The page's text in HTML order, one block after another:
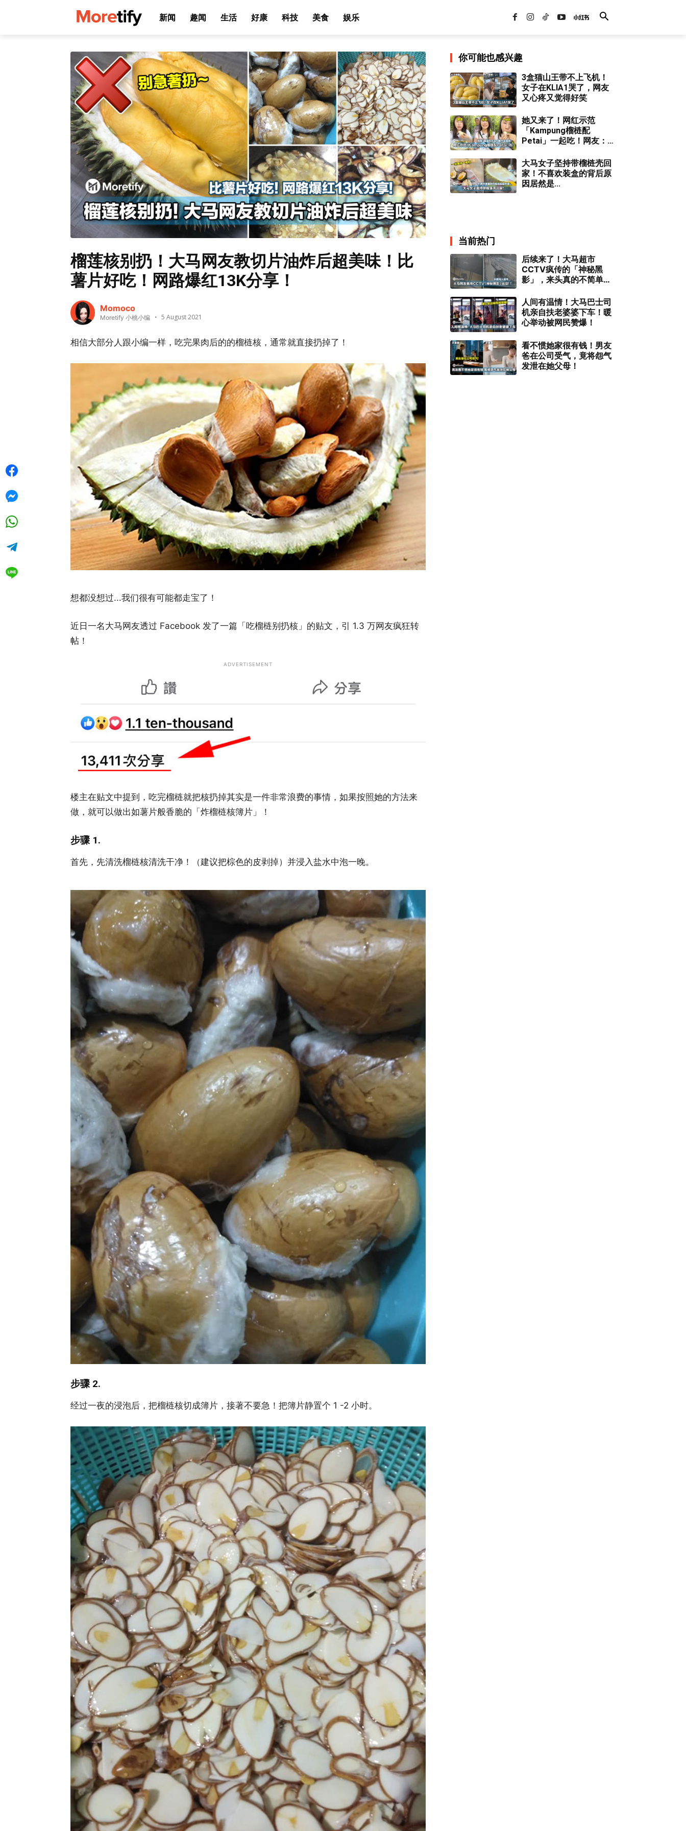
新闻 趣闻 生活 好康 科技 美食 娱乐
榴莲核别扔！大马网友教切片油炸后超美味！比
薯片好吃！网路爆红13K分享！
Momoco
Moretify 小桃小编 5 August 2021
相信大部分人跟小编一样，吃完果肉后的的榴梿核，通常就直接扔掉了！
想都没想过...我们很有可能都走宝了！
近日一名大马网友透过 Facebook 发了一篇「吃榴梿别扔核」的贴文，引 1.3 万网友疯狂转
帖！
ADVERTISEMENT
楼主在贴文中提到，吃完榴梿就把核扔掉其实是一件非常浪费的事情，如果按照她的方法来
做，就可以做出如薯片般香脆的「炸榴梿核簿片」！
步骤 1.
首先，先清洗榴梿核清洗干净！（建议把棕色的皮剥掉）并浸入盐水中泡一晚。
步骤 2.
经过一夜的浸泡后，把榴梿核切成簿片，接著不要急！把簿片静置个 1 -2 小时。
你可能也感兴趣
3盒猫山王带不上飞机！
女子在KLIA1哭了，网友
又心疼又觉得好笑
她又来了！网红示范
「Kampung榴梿配
Petai」一起吃！网友：我
吃！
大马女子坚持带榴梿壳回
家！不喜欢装盒的背后原
因居然是...
当前热门
后续来了！大马超市
CCTV疯传的「神秘黑
影」，来头真的不简单…
人间有温情！大马巴士司
机亲自扶老婆婆下车！暖
心举动被网民赞爆！
看不惯她家很有钱！男友
爸在公司受气，竟将怨气
发泄在她父母！